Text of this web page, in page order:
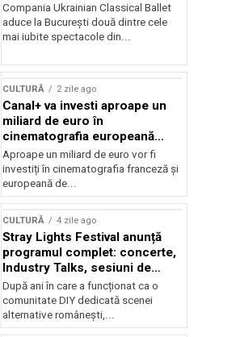
Compania Ukrainian Classical Ballet
aduce la București două dintre cele
mai iubite spectacole din...
CULTURĂ 2 zile ago
Canal+ va investi aproape un
miliard de euro în
cinematografia europeană
până în 2032
Aproape un miliard de euro vor fi
investiți în cinematografia franceză și
europeană de...
CULTURĂ 4 zile ago
Stray Lights Festival anunță
programul complet: concerte,
Industry Talks, sesiuni de
audiție și noi opțiuni de
participare pentru public
După ani în care a funcționat ca o
comunitate DIY dedicată scenei
alternative românești,...